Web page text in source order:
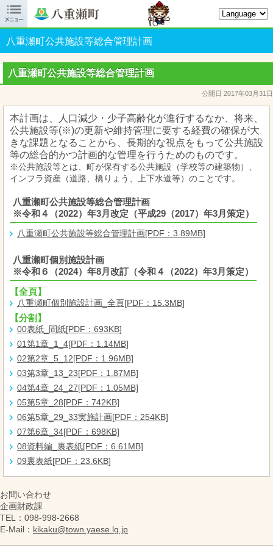
 八重瀬町オフィシャルサイト
八重瀬町公共施設等総合管理計画
八重瀬町公共施設等総合管理計画
公開日 2017年03月31日
本計画は、人口減少・少子高齢化が進行するなか、将来、
公共施設等(※)の更新や維持管理に要する経費の確保が大
きな課題となることから、長期的な視点をもって公共施設
等の総合的かつ計画的な管理を行うためのものです。
※公共施設等とは、町が保有する公共施設（学校等の建築物）、
インフラ資産（道路、橋りょう、上下水道等）のことです。
八重瀬町公共施設等総合管理計画
※令和４（2022）年3月改定（平成29（2017）年3月策定）
八重瀬町公共施設等総合管理計画[PDF：3.89MB]
八重瀬町個別施設計画
※令和６（2024）年8月改訂（令和４（2022）年3月策定）
【全頁】
八重瀬町個別施設計画_全頁[PDF：15.3MB]
【分割】
00表紙_間紙[PDF：693KB]
01第1章_1_4[PDF：1.14MB]
02第2章_5_12[PDF：1.96MB]
03第3章_13_23[PDF：1.87MB]
04第4章_24_27[PDF：1.05MB]
05第5章_28[PDF：742KB]
06第5章_29_33実施計画[PDF：254KB]
07第6章_34[PDF：698KB]
08資料編_裏表紙[PDF：6.61MB]
09裏表紙[PDF：23.6KB]
お問い合わせ
企画財政課
TEL ：098-998-2668
E-Mail ： kikaku@town.yaese.lg.jp